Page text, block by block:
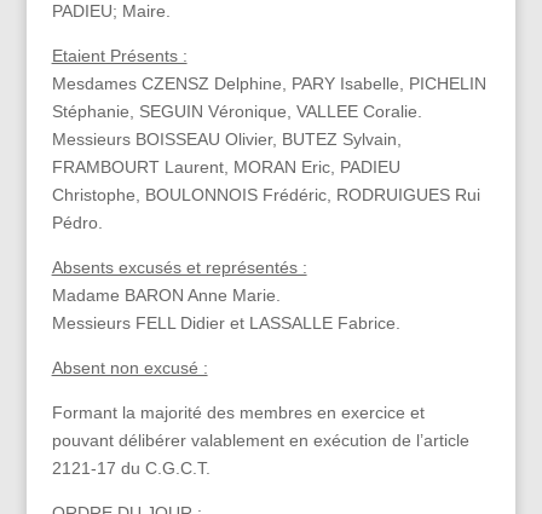
PADIEU; Maire.
Etaient Présents :
Mesdames CZENSZ Delphine, PARY Isabelle, PICHELIN
Stéphanie, SEGUIN Véronique, VALLEE Coralie.
Messieurs BOISSEAU Olivier, BUTEZ Sylvain,
FRAMBOURT Laurent, MORAN Eric, PADIEU
Christophe, BOULONNOIS Frédéric, RODRUIGUES Rui
Pédro.
Absents excusés et représentés :
Madame BARON Anne Marie.
Messieurs FELL Didier et LASSALLE Fabrice.
Absent non excusé :
Formant la majorité des membres en exercice et
pouvant délibérer valablement en exécution de l’article
2121-17 du C.G.C.T.